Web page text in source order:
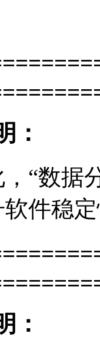
：
，“数据
件稳定
：